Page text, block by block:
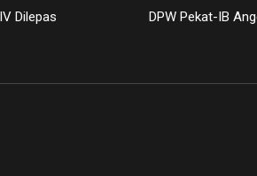
Dilepas
DPW Pekat-IB